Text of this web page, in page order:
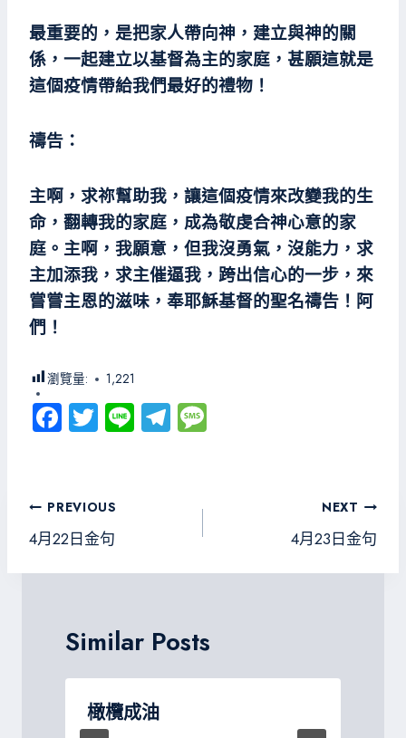
最重要的，是把家人帶向神，建立與神的關
係，一起建立以基督為主的家庭，甚願這就是
這個疫情帶給我們最好的禮物！
禱告：
主啊，求祢幫助我，讓這個疫情來改變我的生
命，翻轉我的家庭，成為敬虔合神心意的家
庭。主啊，我願意，但我沒勇氣，沒能力，求
主加添我，求主催逼我，跨出信心的一步，來
嘗嘗主恩的滋味，奉耶穌基督的聖名禱告！阿
們！
瀏覽量: 1,221
Fa
ce
o
ok
T
wi
er
Li
ne
Te
le
文
章
導
PREVIOUS
4月22日金句
NEXT
4月23日金句
Similar Posts
橄欖成油